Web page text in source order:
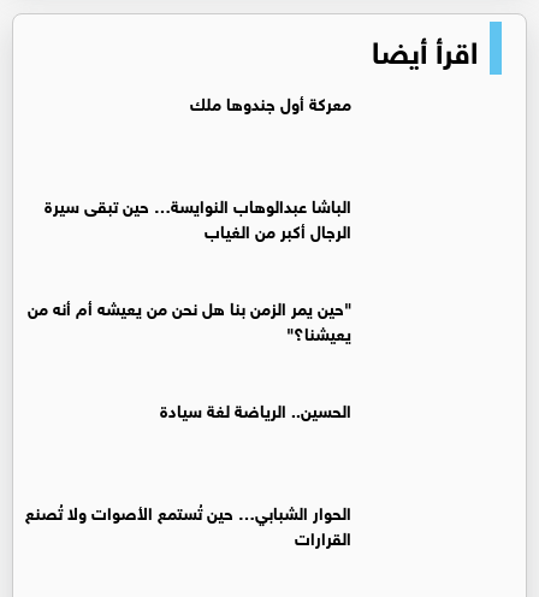
اقرأ أيضا
معركة أول جندوها ملك
الباشا عبدالوهاب النوايسة… حين تبقى سيرة
الرجال أكبر من الغياب
"حين يمر الزمن بنا هل نحن من يعيشه أم أنه من
يعيشنا؟"
الحسين.. الرياضة لغة سيادة
الحوار الشبابي… حين تُستمع الأصوات ولا تُصنع
القرارات